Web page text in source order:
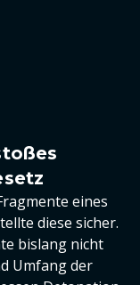
eines
diese sicher.
bislang nicht
Umfang der